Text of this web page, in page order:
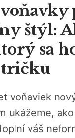
štýl:
sa
tričku
voňaviek
ukážeme,
váš